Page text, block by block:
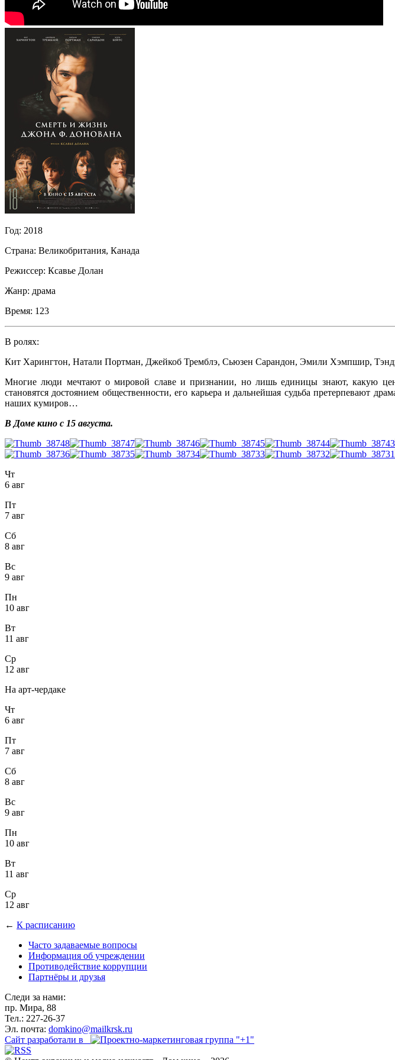
Год: 2018
Страна: Великобритания, Канада
Режиссер: Ксавье Долан
Жанр: драма
Время: 123
В ролях:
Кит Харингтон, Натали Портман, Джейкоб Тремблэ, Сьюзен Сарандон, Эмили Хэмпшир,
Многие люди мечтают о мировой славе и признании, но лишь единицы знают, какую
становятся достоянием общественности, его карьера и дальнейшая судьба претерпевают
наших кумиров…
В Доме кино с 15 августа.
Чт
6 авг
Пт
7 авг
Сб
8 авг
Вс
9 авг
Пн
10 авг
Вт
11 авг
Ср
12 авг
На арт-чердаке
Чт
6 авг
Пт
7 авг
Сб
8 авг
Вс
9 авг
Пн
10 авг
Вт
11 авг
Ср
12 авг
← К расписанию
Часто задаваемые вопросы
Информация об учреждении
Противодействие коррупции
Партнёры и друзья
Следи за нами:
пр. Мира, 88
Тел.: 227-26-37
Эл. почта: domkino@mailkrsk.ru
Сайт разработали в